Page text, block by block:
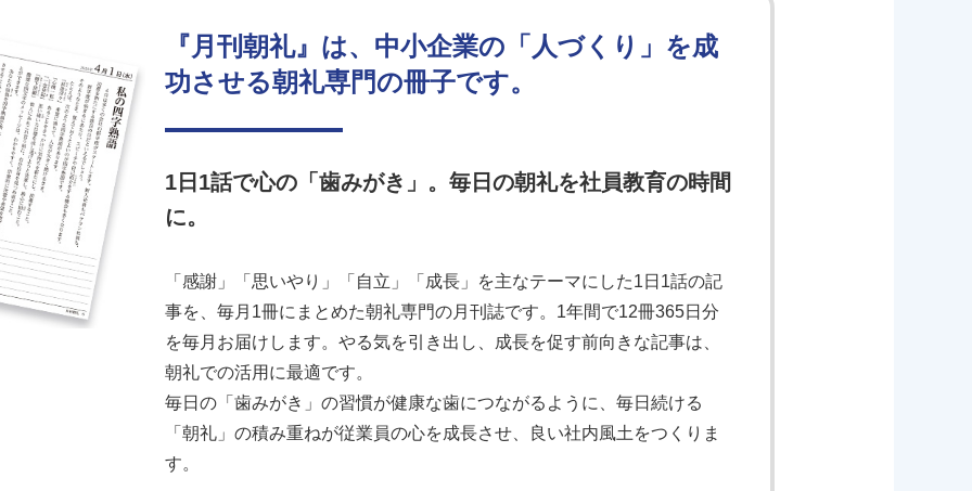
『月刊朝礼』は、中小企業の「人づくり」を成
功させる朝礼専門の冊子です。
1日1話で心の「歯みがき」。毎日の朝礼を社員教育の時間
に。
「感謝」「思いやり」「自立」「成長」を主なテーマにした1日1話の記
事を、毎月1冊にまとめた朝礼専門の月刊誌です。1年間で12冊365日分
を毎月お届けします。やる気を引き出し、成長を促す前向きな記事は、
朝礼での活用に最適です。
毎日の「歯みがき」の習慣が健康な歯につながるように、毎日続ける
「朝礼」の積み重ねが従業員の心を成長させ、良い社内風土をつくりま
す。